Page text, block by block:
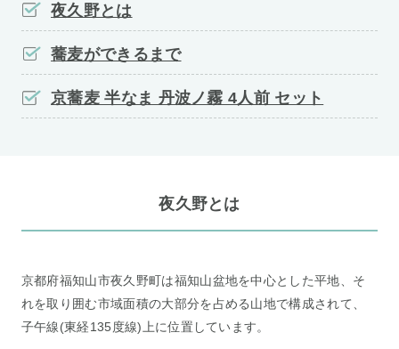
夜久野とは
蕎麦ができるまで
京蕎麦 半なま 丹波ノ霧 4人前 セット
夜久野とは
京都府福知山市夜久野町は福知山盆地を中心とした平地、そ
れを取り囲む市域面積の大部分を占める山地で構成されて、
子午線(東経135度線)上に位置しています。